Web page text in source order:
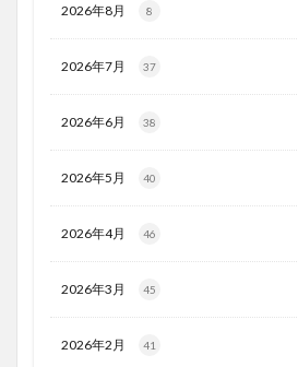
2026年8月 8
2026年7月 37
2026年6月 38
2026年5月 40
2026年4月 46
2026年3月 45
2026年2月 41